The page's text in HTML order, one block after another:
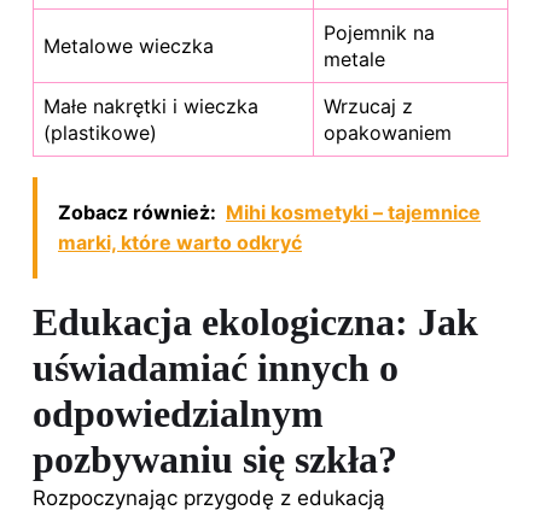
Metalowe wieczka
Pojemnik na
metale
Małe nakrętki i wieczka
(plastikowe)
Wrzucaj z
opakowaniem
Zobacz również: Mihi kosmetyki – tajemnice
marki, które warto odkryć
Edukacja ekologiczna: Jak
uświadamiać innych o
odpowiedzialnym
pozbywaniu się szkła?
Rozpoczynając przygodę z edukacją